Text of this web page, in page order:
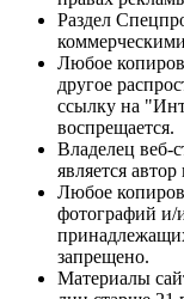
Раздел
Любое
другое
ссылку на
воспрещается.
Владелец веб-
является
Любое
фотографий и/
запрещено.
Материалы